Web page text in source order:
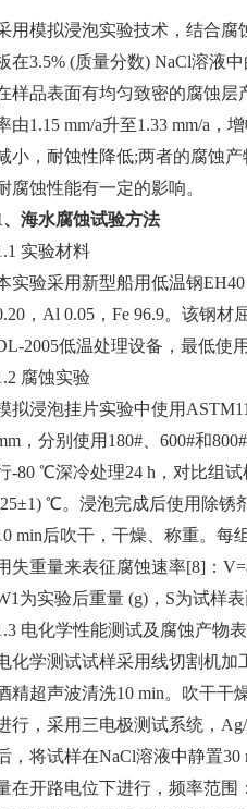
用模拟浸泡实验技术，结合腐
在3.5% (质量分数) NaCl溶液中
样品表面有均匀致密的腐蚀
由1.15 mm/a升至1.33 mm/a，
小，耐蚀性降低;两者的腐蚀
腐蚀性能有一定的影响。
、海水腐蚀试验方法
实验材料
实验采用新型船用低温钢
，Al 0.05，Fe 96.9。该钢
2005低温处理设备，最低使
腐蚀实验
拟浸泡挂片实验中使用
，分别使用180#、600#和
-80 ℃深冷处理24 h，对比组
℃。浸泡完成后使用除锈
min后吹干，干燥、称重。每
失重量来表征腐蚀速率[8]：
为实验后重量 (g)，S为试样
电化学性能测试及腐蚀产物
化学测试试样采用线切割机加
精超声波清洗10 min。吹干干
行，采用三电极测试系统，
，将试样在NaCl溶液中静置
在开路电位下进行，频率范围